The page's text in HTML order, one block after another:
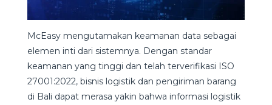
McEasy mengutamakan keamanan data sebagai
elemen inti dari sistemnya. Dengan standar
keamanan yang tinggi dan telah terverifikasi ISO
27001:2022, bisnis logistik dan pengiriman barang
di Bali dapat merasa yakin bahwa informasi logistik